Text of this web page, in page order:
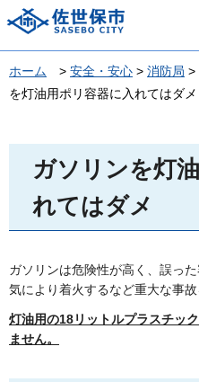
佐世保市
ホーム > 安全・安心 > 消防局 >
を灯油用ポリ容器に入れてはダメ
ガソリンを灯
れてはダメ
ガソリンは危険性が高く、誤っ
気により着火するなど重大な事
灯油用の18リットルプラスチッ
ません。